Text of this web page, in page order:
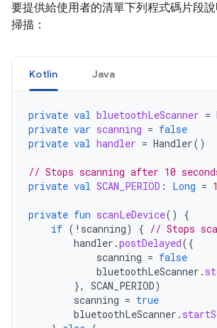
要提供給使用者的清單下列程式碼片段
掃描：
Kotlin Java
private val bluetoothLeScanner =
private var scanning = false
private val handler = Handler()
// Stops scanning after 10
private val SCAN_PERIOD : Long =
private fun scanLeDevice()
{
if ( ! scanning) { // Stops
handler .postDelayed({
scanning = false
bluetoothLeScanner .
},
SCAN_PERIOD)
scanning = true
bluetoothLeScanner .